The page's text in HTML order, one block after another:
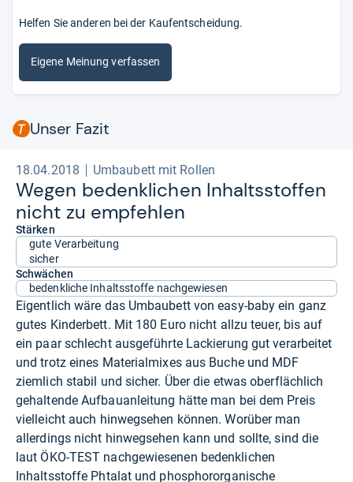
Helfen Sie anderen bei der Kaufentscheidung.
Eigene Meinung verfassen
Unser Fazit
18.04.2018 Umbaubett mit Rollen
Wegen bedenk­li­chen Inhaltss­tof­fen
nicht zu emp­feh­len
Stärken
gute Verarbeitung
sicher
Schwächen
bedenkliche Inhaltsstoffe nachgewiesen
Eigentlich wäre das Umbaubett von easy-baby ein ganz
gutes Kinderbett. Mit 180 Euro nicht allzu teuer, bis auf
ein paar schlecht ausgeführte Lackierung gut verarbeitet
und trotz eines Materialmixes aus Buche und MDF
ziemlich stabil und sicher. Über die etwas oberflächlich
gehaltende Aufbauanleitung hätte man bei dem Preis
vielleicht auch hinwegsehen können. Worüber man
allerdings nicht hinwegsehen kann und sollte, sind die
laut ÖKO-TEST nachgewiesenen bedenklichen
Inhaltsstoffe Phtalat und phosphororganische